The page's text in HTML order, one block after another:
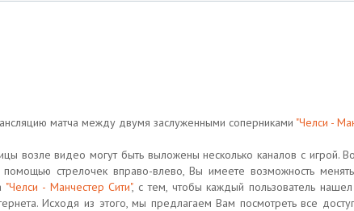
матча между двумя заслуженными соперниками "Челси -
возле видео могут быть выложены несколько каналов с игрой.
стрелочек вправо-влево, Вы имеете возможность
"Челси - Манчестер Сити", с тем, чтобы каждый пользователь
Исходя из этого, мы предлагаем Вам посмотреть все